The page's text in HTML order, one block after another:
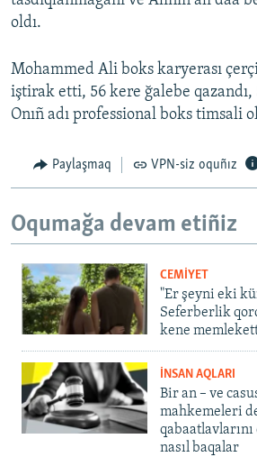
oldı.
Mohammed Ali boks karyerası
iştirak etti, 56 kere ğalebe qazandı,
Onıñ adı professional boks timsali
Paylaşmaq VPN-siz oquñız
Oqumağa devam etiñiz
CEMİYET
"Er şeyni eki
Seferberlik
kene
İNSAN AQLARI
Bir an – ve
mahkemeleri
nasıl baqalar